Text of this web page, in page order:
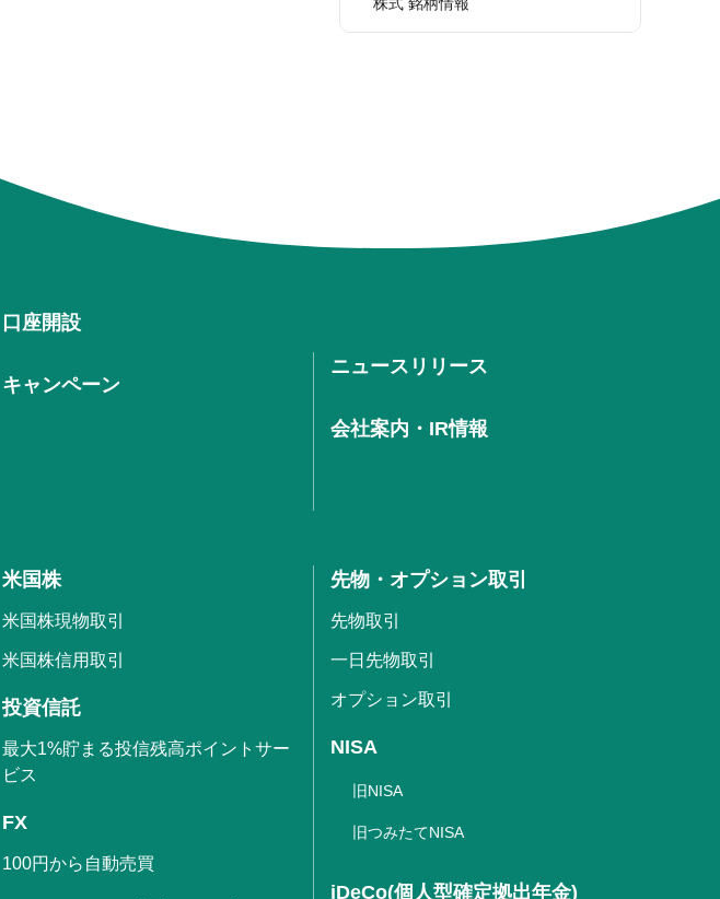
口座開設
キャンペーン
ニュースリリース
会社案内・IR情報
米国株
米国株現物取引
米国株信用取引
投資信託
最大1%貯まる投信残高ポイントサー
ビス
FX
100円から自動売買
先物・オプション取引
先物取引
一日先物取引
オプション取引
NISA
旧NISA
旧つみたてNISA
iDeCo(個人型確定拠出年金)